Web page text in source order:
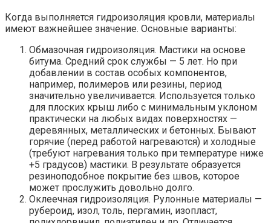
Когда выполняется гидроизоляция кровли, материалы
имеют важнейшее значение. Основные варианты:
Обмазочная гидроизоляция. Мастики на основе
битума. Средний срок службы — 5 лет. Но при
добавлении в состав особых компонентов,
например, полимеров или резины, период
значительно увеличивается. Используется только
для плоских крыш либо с минимальным уклоном
практически на любых видах поверхностях —
деревянных, металлических и бетонных. Бывают
горячие (перед работой нагреваются) и холодные
(требуют нагревания только при температуре ниже
+5 градусов) мастики. В результате образуется
резиноподобное покрытие без швов, которое
может прослужить довольно долго.
Оклеечная гидроизоляция. Рулонные материалы —
рубероид, изол, толь, пергамин, изопласт,